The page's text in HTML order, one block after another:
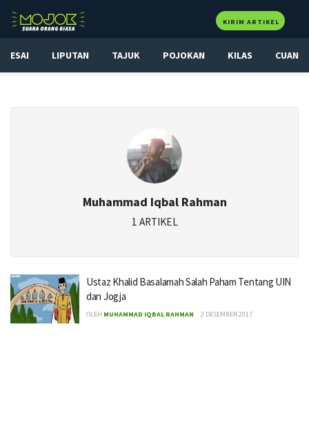
KIRIM ARTIKEL
ESAI LIPUTAN TAJUK POJOKAN KILAS CUAN
Muhammad Iqbal Rahman
1 ARTIKEL
Ustaz Khalid Basalamah Salah Paham Tentang UIN
dan Jogja
OLEH MUHAMMAD IQBAL RAHMAN 2 DESEMBER 2017